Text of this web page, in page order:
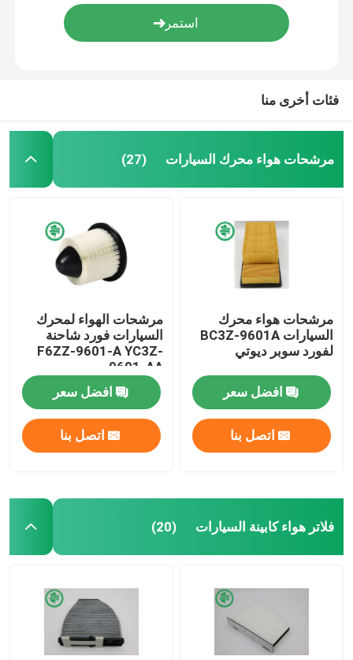
فئات أخرى منا
مرشحات هواء محرك السيارات (27)
مرشحات هواء محرك
السيارات BC3Z-9601A
لفورد سوبر ديوتي
افضل سعر
اتصل بنا
مرشحات الهواء لمحرك
السيارات فورد شاحنة
F6ZZ-9601-A YC3Z-
9601-AA
افضل سعر
اتصل بنا
فلاتر هواء كابينة السيارات (20)